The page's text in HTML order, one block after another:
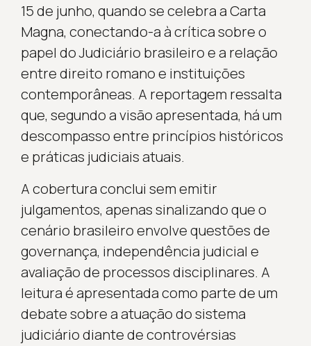
15 de junho, quando se celebra a Carta
Magna, conectando-a à crítica sobre o
papel do Judiciário brasileiro e a relação
entre direito romano e instituições
contemporâneas. A reportagem ressalta
que, segundo a visão apresentada, há um
descompasso entre princípios históricos
e práticas judiciais atuais.
A cobertura conclui sem emitir
julgamentos, apenas sinalizando que o
cenário brasileiro envolve questões de
governança, independência judicial e
avaliação de processos disciplinares. A
leitura é apresentada como parte de um
debate sobre a atuação do sistema
judiciário diante de controvérsias